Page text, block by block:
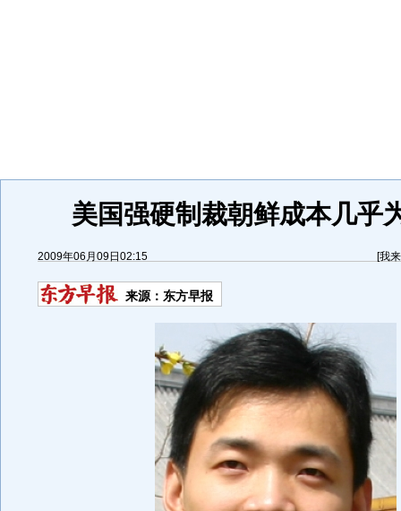
美国强硬制裁朝鲜成本几乎
2009年06月09日02:15 [我
来源： 东方早报